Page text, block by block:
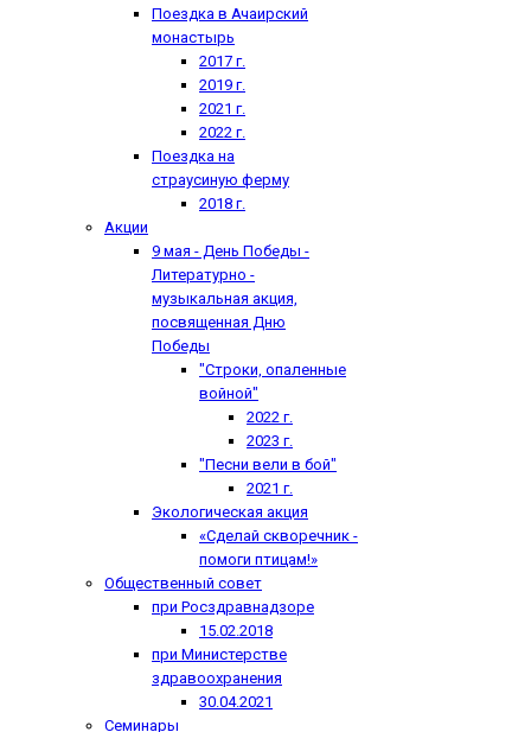
Поездка в Ачаирский
монастырь
2017 г.
2019 г.
2021 г.
2022 г.
Поездка на
страусиную ферму
2018 г.
Акции
9 мая - День Победы -
Литературно -
музыкальная акция,
посвященная Дню
Победы
"Строки, опаленные
войной"
2022 г.
2023 г.
"Песни вели в бой"
2021 г.
Экологическая акция
«Сделай скворечник -
помоги птицам!»
Общественный совет
при Росздравнадзоре
15.02.2018
при Министерстве
здравоохранения
30.04.2021
Семинары